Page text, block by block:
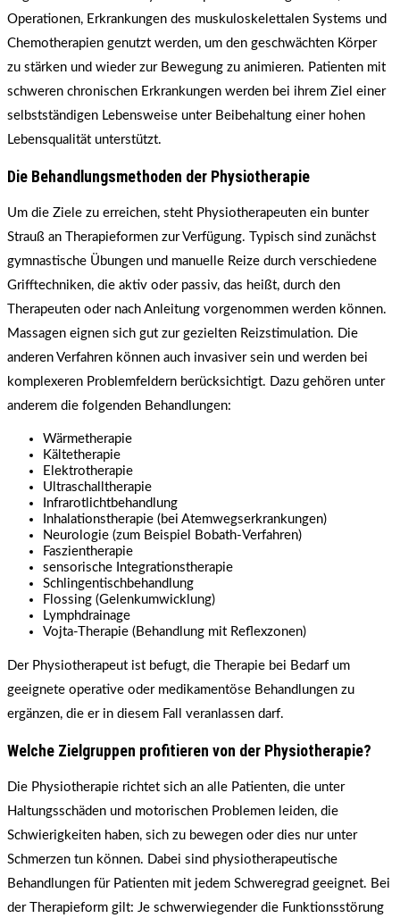
Operationen, Erkrankungen des muskuloskelettalen Systems und
Chemotherapien genutzt werden, um den geschwächten Körper
zu stärken und wieder zur Bewegung zu animieren. Patienten mit
schweren chronischen Erkrankungen werden bei ihrem Ziel einer
selbstständigen Lebensweise unter Beibehaltung einer hohen
Lebensqualität unterstützt.
Die Behandlungsmethoden der Physiotherapie
Um die Ziele zu erreichen, steht Physiotherapeuten ein bunter
Strauß an Therapieformen zur Verfügung. Typisch sind zunächst
gymnastische Übungen und manuelle Reize durch verschiedene
Grifftechniken, die aktiv oder passiv, das heißt, durch den
Therapeuten oder nach Anleitung vorgenommen werden können.
Massagen eignen sich gut zur gezielten Reizstimulation. Die
anderen Verfahren können auch invasiver sein und werden bei
komplexeren Problemfeldern berücksichtigt. Dazu gehören unter
anderem die folgenden Behandlungen:
Wärmetherapie
Kältetherapie
Elektrotherapie
Ultraschalltherapie
Infrarotlichtbehandlung
Inhalationstherapie (bei Atemwegserkrankungen)
Neurologie (zum Beispiel Bobath-Verfahren)
Faszientherapie
sensorische Integrationstherapie
Schlingentischbehandlung
Flossing (Gelenkumwicklung)
Lymphdrainage
Vojta-Therapie (Behandlung mit Reflexzonen)
Der Physiotherapeut ist befugt, die Therapie bei Bedarf um
geeignete operative oder medikamentöse Behandlungen zu
ergänzen, die er in diesem Fall veranlassen darf.
Welche Zielgruppen profitieren von der Physiotherapie?
Die Physiotherapie richtet sich an alle Patienten, die unter
Haltungsschäden und motorischen Problemen leiden, die
Schwierigkeiten haben, sich zu bewegen oder dies nur unter
Schmerzen tun können. Dabei sind physiotherapeutische
Behandlungen für Patienten mit jedem Schweregrad geeignet. Bei
der Therapieform gilt: Je schwerwiegender die Funktionsstörung